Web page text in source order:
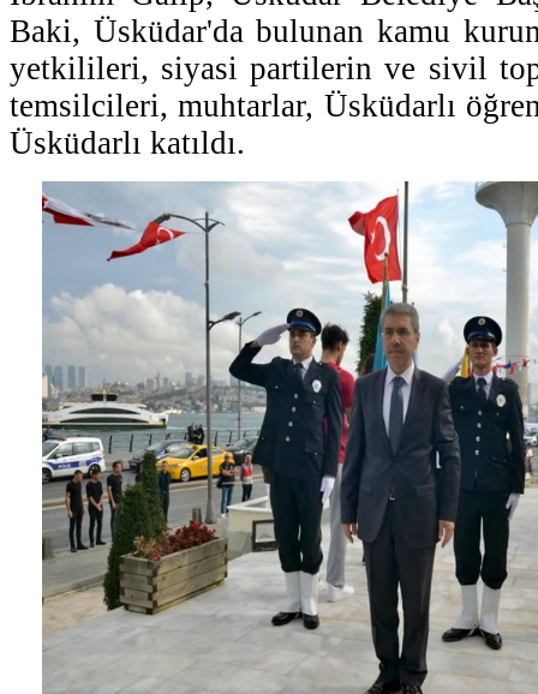
Baki, Üsküdar'da bulunan kamu
yetkilileri, siyasi partilerin ve sivil
temsilcileri, muhtarlar, Üsküdarlı
Üsküdarlı katıldı.